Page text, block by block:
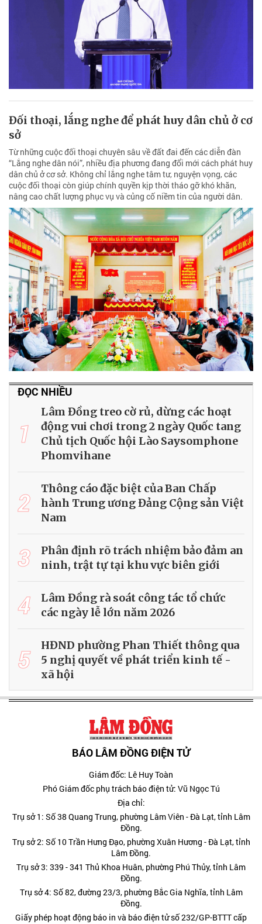
Đối thoại, lắng nghe để phát huy dân chủ ở cơ
sở
Từ những cuộc đối thoại chuyên sâu về đất đai đến các diễn đàn
“Lắng nghe dân nói”, nhiều địa phương đang đổi mới cách phát huy
dân chủ ở cơ sở. Không chỉ lắng nghe tâm tư, nguyện vọng, các
cuộc đối thoại còn giúp chính quyền kịp thời tháo gỡ khó khăn,
nâng cao chất lượng phục vụ và củng cố niềm tin của người dân.
ĐỌC NHIỀU
1
Lâm Đồng treo cờ rủ, dừng các hoạt
động vui chơi trong 2 ngày Quốc tang
Chủ tịch Quốc hội Lào Saysomphone
Phomvihane
2
Thông cáo đặc biệt của Ban Chấp
hành Trung ương Đảng Cộng sản Việt
Nam
3
Phân định rõ trách nhiệm bảo đảm an
ninh, trật tự tại khu vực biên giới
4
Lâm Đồng rà soát công tác tổ chức
các ngày lễ lớn năm 2026
5
HĐND phường Phan Thiết thông qua
5 nghị quyết về phát triển kinh tế -
xã hội
BÁO LÂM ĐỒNG ĐIỆN TỬ
Giám đốc: Lê Huy Toàn
Phó Giám đốc phụ trách báo điện tử: Vũ Ngọc Tú
Địa chỉ:
Trụ sở 1: Số 38 Quang Trung, phường Lâm Viên - Đà Lạt, tỉnh Lâm
Đồng.
Trụ sở 2: Số 10 Trần Hưng Đạo, phường Xuân Hương - Đà Lạt, tỉnh
Lâm Đồng.
Trụ sở 3: 339 - 341 Thủ Khoa Huân, phường Phú Thủy, tỉnh Lâm
Đồng.
Trụ sở 4: Số 82, đường 23/3, phường Bắc Gia Nghĩa, tỉnh Lâm
Đồng.
Giấy phép hoạt động báo in và báo điện tử số 232/GP-BTTT cấp